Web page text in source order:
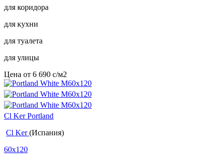
для коридора
для кухни
для туалета
для улицы
Цена от 6 690 c/м2
Cl Ker Portland
Cl Ker(Испания)
60x120